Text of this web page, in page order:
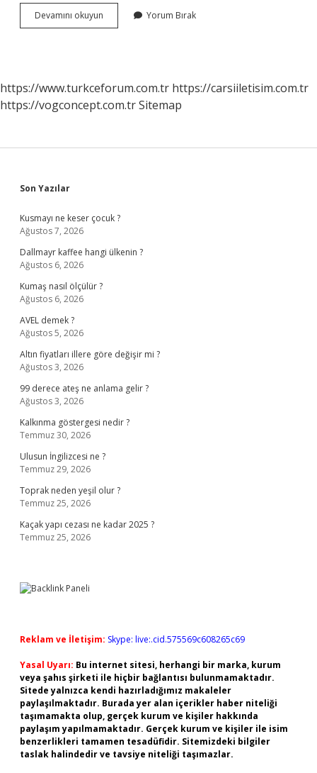
Devamını okuyun
Ses
Yorum Bırak
https://www.turkceforum.com.tr https://carsiiletisim.com.tr
https://vogconcept.com.trSitemap
Sidebar
Son Yazılar
Kusmayı ne keser çocuk ?
Ağustos 7, 2026
Dallmayr kaffee hangi ülkenin ?
Ağustos 6, 2026
Kumaş nasıl ölçülür ?
Ağustos 6, 2026
AVEL demek ?
Ağustos 5, 2026
Altın fiyatları illere göre değişir mi ?
Ağustos 3, 2026
99 derece ateş ne anlama gelir ?
Ağustos 3, 2026
Kalkınma göstergesi nedir ?
Temmuz 30, 2026
Ulusun İngilizcesi ne ?
Temmuz 29, 2026
Toprak neden yeşil olur ?
Temmuz 25, 2026
Kaçak yapı cezası ne kadar 2025 ?
Temmuz 25, 2026
Reklam ve İletişim: Skype: live:.cid.575569c608265c69
Yasal Uyarı: Bu internet sitesi, herhangi bir marka, kurum
veya şahıs şirketi ile hiçbir bağlantısı bulunmamaktadır.
Sitede yalnızca kendi hazırladığımız makaleler
paylaşılmaktadır. Burada yer alan içerikler haber niteliği
taşımamakta olup, gerçek kurum ve kişiler hakkında
paylaşım yapılmamaktadır. Gerçek kurum ve kişiler ile isim
benzerlikleri tamamen tesadüfidir. Sitemizdeki bilgiler
taslak halindedir ve tavsiye niteliği taşımazlar.